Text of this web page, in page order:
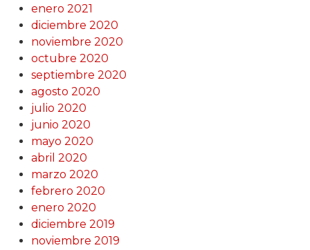
enero 2021
diciembre 2020
noviembre 2020
octubre 2020
septiembre 2020
agosto 2020
julio 2020
junio 2020
mayo 2020
abril 2020
marzo 2020
febrero 2020
enero 2020
diciembre 2019
noviembre 2019